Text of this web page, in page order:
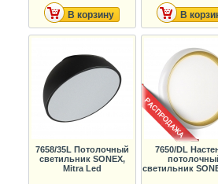
В корзину В
7658/35L Потолочный
светильник SONEX,
Mitra Led
7650/DL
светильник